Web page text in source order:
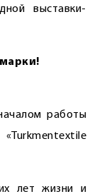
выставки-
работы
лет жизни и